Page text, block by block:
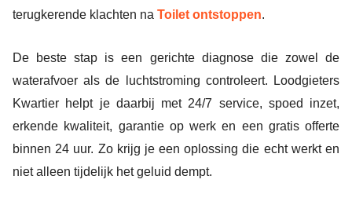
terugkerende klachten na Toilet ontstoppen.
De beste stap is een gerichte diagnose die zowel de
waterafvoer als de luchtstroming controleert. Loodgieters
Kwartier helpt je daarbij met 24/7 service, spoed inzet,
erkende kwaliteit, garantie op werk en een gratis offerte
binnen 24 uur. Zo krijg je een oplossing die echt werkt en
niet alleen tijdelijk het geluid dempt.